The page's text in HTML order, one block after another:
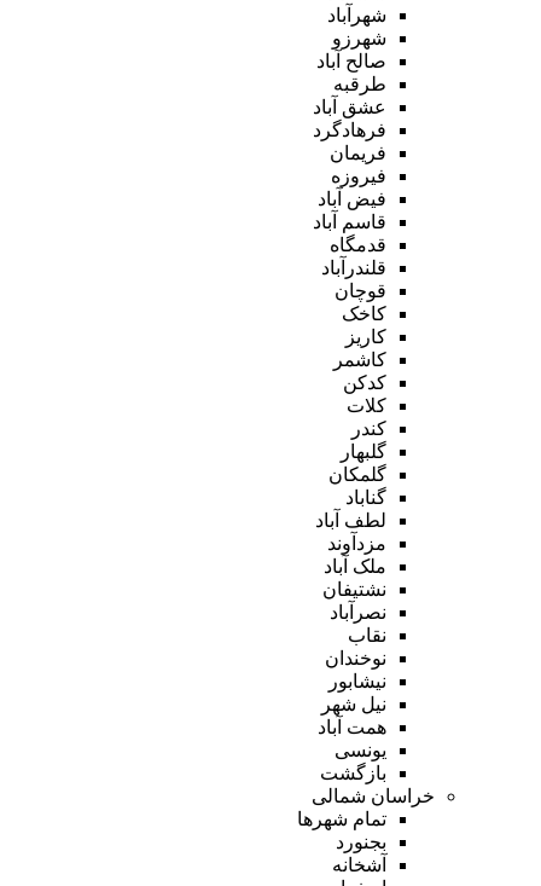
شهرآباد
شهرزو
صالح آباد
طرقبه
عشق آباد
فرهادگرد
فریمان
فیروزه
فیض آباد
قاسم آباد
قدمگاه
قلندرآباد
قوچان
کاخک
کاریز
کاشمر
کدکن
کلات
کندر
گلبهار
گلمکان
گناباد
لطف آباد
مزدآوند
ملک آباد
نشتیفان
نصرآباد
نقاب
نوخندان
نیشابور
نیل شهر
همت آباد
یونسی
بازگشت
خراسان شمالی
تمام شهر‌ها
بجنورد
آشخانه